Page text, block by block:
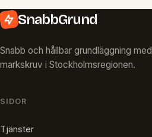
SnabbGrund
Snabb och hållbar grundläggning med
markskruv i Stockholmsregionen.
SIDOR
Tjänster